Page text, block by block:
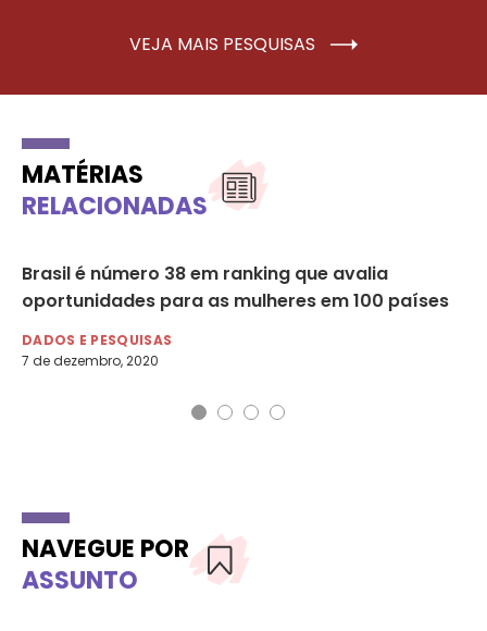
VEJA MAIS PESQUISAS
MATÉRIAS
RELACIONADAS
Brasil é número 38 em ranking que avalia
oportunidades para as mulheres em 100 países
DADOS E PESQUISAS
7 de dezembro, 2020
NAVEGUE POR
ASSUNTO